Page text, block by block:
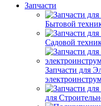
Запчасти
Бытовой
Садовой
Запчасти для
для